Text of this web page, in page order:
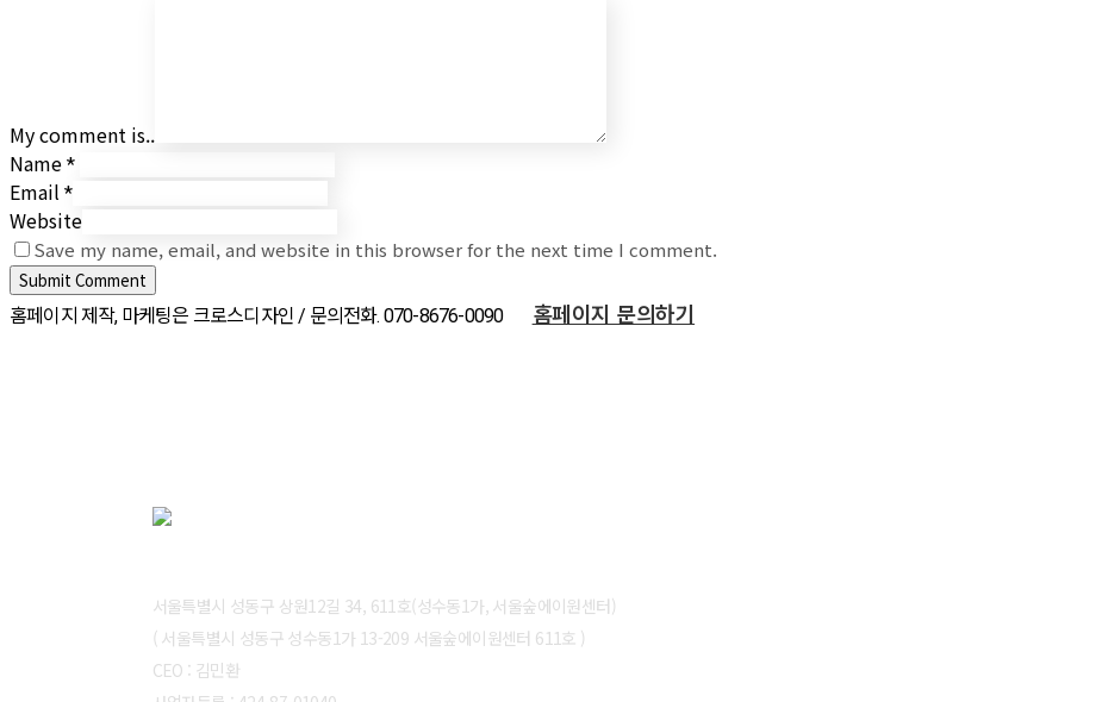
My comment is..
Name *
Email *
Website
Save my name, email, and website in this browser for the next time I comment.
홈페이지 제작, 마케팅은 크로스디자인 / 문의전화. 070-8676-0090 홈페이지 문의하기
서울특별시 성동구 상원12길 34, 611호(성수동1가, 서울숲에이원센터)
( 서울특별시 성동구 성수동1가 13-209 서울숲에이원센터 611호 )
CEO : 김민환